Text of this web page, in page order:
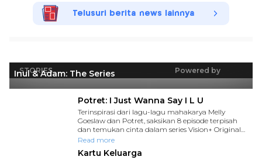
Telusuri berita news lainnya